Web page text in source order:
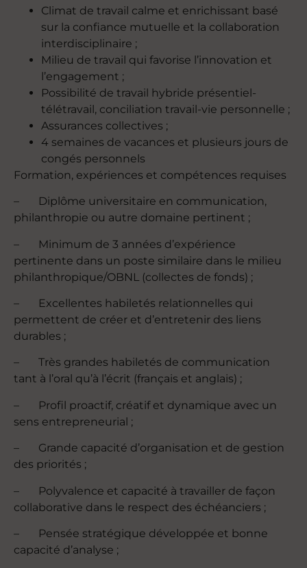
Climat de travail calme et enrichissant basé
sur la confiance mutuelle et la collaboration
interdisciplinaire ;
Milieu de travail qui favorise l’innovation et
l’engagement ;
Possibilité de travail hybride présentiel-
télétravail, conciliation travail-vie personnelle ;
Assurances collectives ;
4 semaines de vacances et plusieurs jours de
congés personnels
Formation, expériences et compétences requises
– Diplôme universitaire en communication,
philanthropie ou autre domaine pertinent ;
– Minimum de 3 années d’expérience
pertinente dans un poste similaire dans le milieu
philanthropique/OBNL (collectes de fonds) ;
– Excellentes habiletés relationnelles qui
permettent de créer et d’entretenir des liens
durables ;
– Très grandes habiletés de communication
tant à l’oral qu’à l’écrit (français et anglais) ;
– Profil proactif, créatif et dynamique avec un
sens entrepreneurial ;
– Grande capacité d’organisation et de gestion
des priorités ;
– Polyvalence et capacité à travailler de façon
collaborative dans le respect des échéanciers ;
– Pensée stratégique développée et bonne
capacité d’analyse ;